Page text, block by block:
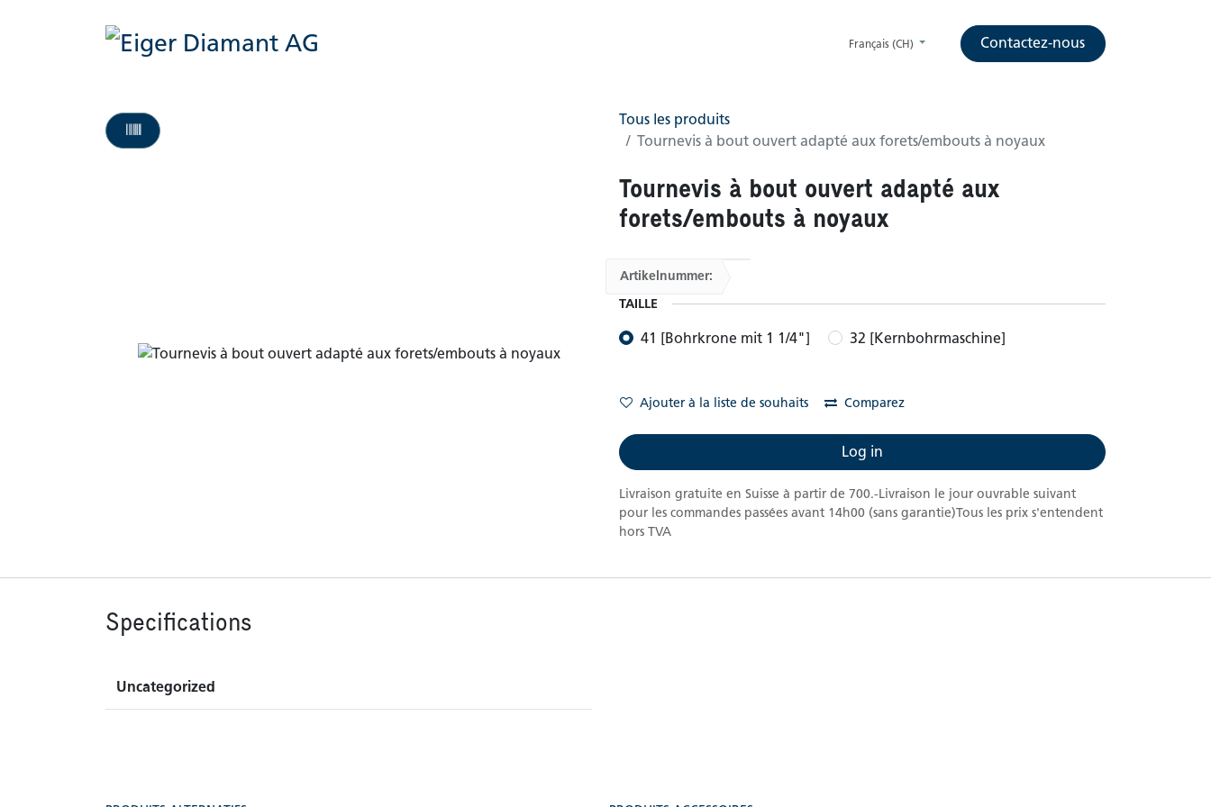
Français (CH) Contactez-nous
Tous les produits
Tournevis à bout ouvert adapté aux forets/embouts à noyaux
Tournevis à bout ouvert adapté aux
forets/embouts à noyaux
Artikelnummer:
TAILLE
41 [Bohrkrone mit 1 1/4"] 32 [Kernbohrmaschine]
Ajouter à la liste de souhaits Comparez
Log in
Livraison gratuite en Suisse à partir de 700.-Livraison le jour ouvrable suivant
pour les commandes passées avant 14h00 (sans garantie)Tous les prix s'entendent
hors TVA
Specifications
Uncategorized